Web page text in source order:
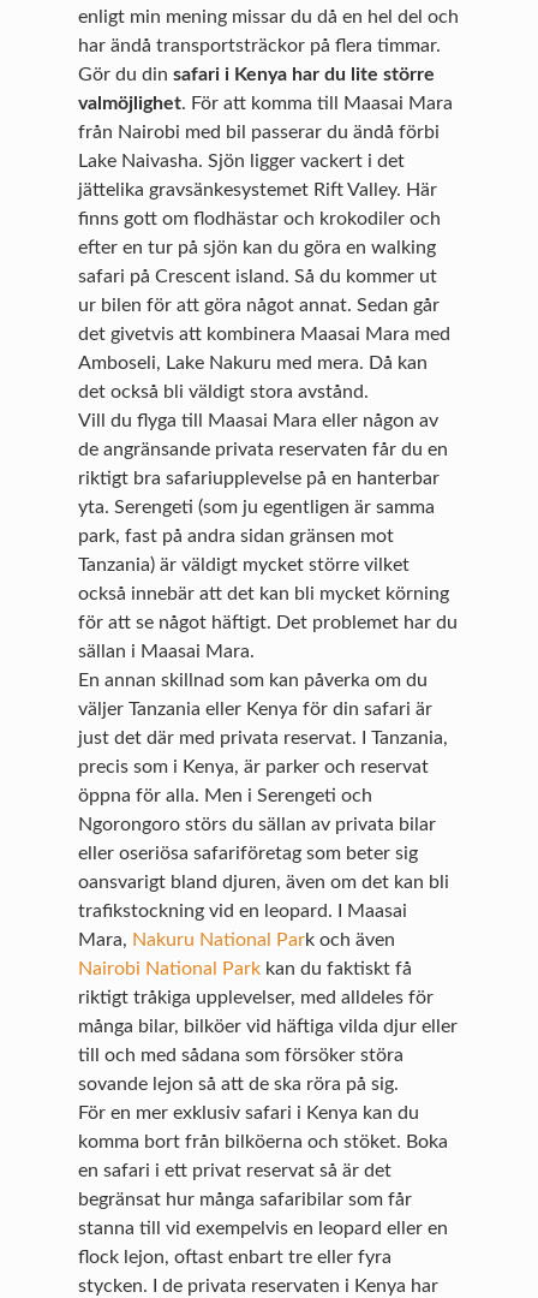
enligt min mening missar du då en hel del och
har ändå transportsträckor på flera timmar.
Gör du dinsafari i Kenya har du lite större
valmöjlighet. För att komma till Maasai Mara
från Nairobi med bil passerar du ändå förbi
Lake Naivasha. Sjön ligger vackert i det
jättelika gravsänkesystemet Rift Valley. Här
finns gott om flodhästar och krokodiler och
efter en tur på sjön kan du göra en walking
safari på Crescent island. Så du kommer ut
ur bilen för att göra något annat. Sedan går
det givetvis att kombinera Maasai Mara med
Amboseli, Lake Nakuru med mera. Då kan
det också bli väldigt stora avstånd.
Vill du flyga till Maasai Mara eller någon av
de angränsande privata reservaten får du en
riktigt bra safariupplevelse på en hanterbar
yta. Serengeti (som ju egentligen är samma
park, fast på andra sidan gränsen mot
Tanzania) är väldigt mycket större vilket
också innebär att det kan bli mycket körning
för att se något häftigt. Det problemet har du
sällan i Maasai Mara.
En annan skillnad som kan påverka om du
väljer Tanzania eller Kenya för din safari är
just det där med privata reservat. I Tanzania,
precis som i Kenya, är parker och reservat
öppna för alla. Men i Serengeti och
Ngorongoro störs du sällan av privata bilar
eller oseriösa safariföretag som beter sig
oansvarigt bland djuren, även om det kan bli
trafikstockning vid en leopard. I Maasai
Mara, Nakuru National Park och även
Nairobi National Park kan du faktiskt få
riktigt tråkiga upplevelser, med alldeles för
många bilar, bilköer vid häftiga vilda djur eller
till och med sådana som försöker störa
sovande lejon så att de ska röra på sig.
För en mer exklusiv safari i Kenya kan du
komma bort från bilköerna och stöket. Boka
en safari i ett privat reservat så är det
begränsat hur många safaribilar som får
stanna till vid exempelvis en leopard eller en
flock lejon, oftast enbart tre eller fyra
stycken. I de privata reservaten i Kenya har